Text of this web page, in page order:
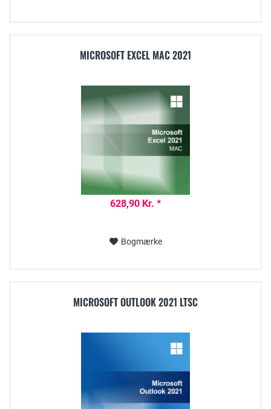
MICROSOFT EXCEL MAC 2021
628,90 Kr. *
Bogmærke
MICROSOFT OUTLOOK 2021 LTSC